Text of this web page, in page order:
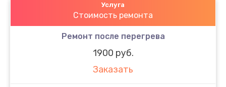
Услуга
Стоимость ремонта
Ремонт после перегрева
1900 руб.
Заказать